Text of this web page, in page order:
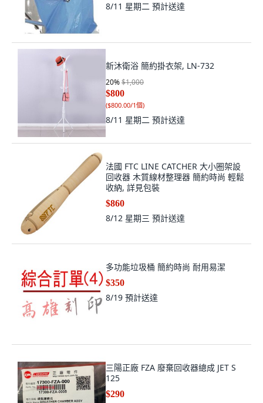
8/11 星期二 預計送達
新沐衛浴 簡約掛衣架, LN-732
20%$1,000
$800
($800.00/1個)
8/11 星期二 預計送達
法國 FTC LINE CATCHER 大小圈架設
回收器 木質線材整理器 簡約時尚 輕鬆
收納, 詳見包裝
$860
8/12 星期三 預計送達
多功能垃圾桶 簡約時尚 耐用易潔
$350
8/19 預計送達
三陽正廠 FZA 廢棄回收器總成 JET S
125
$290